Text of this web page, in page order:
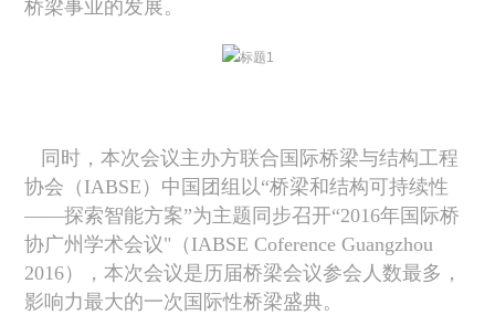
桥梁事业的发展。
同时，本次会议主办方联合国际桥梁与结构工程
协会（ IABSE ）中国团组以“桥梁和结构可持续性
——探索智能方案”为主题同步召开“2016年国际桥
协广州学术会议"（ IABSE Coference Guangzhou
2016），本次会议是历届桥梁会议参会人数最多，
影响力最大的一次国际性桥梁盛典。